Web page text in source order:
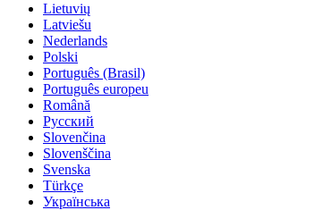
Lietuvių
Latviešu
Nederlands
Polski
Português (Brasil)
Português europeu
Română
Русский
Slovenčina
Slovenščina
Svenska
Türkçe
Українська